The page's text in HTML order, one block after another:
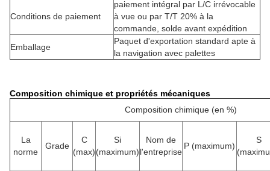
Conditions de paiement
paiement intégral par L/C irrévocable
à vue ou par T/T 20% à la
commande, solde avant expédition
Emballage
Paquet d'exportation standard apte à
la navigation avec palettes
Composition chimique et propriétés mécaniques
Composition chimique (en %)
La
norme
Grade
C
(max)
Si
(maximum)
Nom de
l'entreprise
P (maximum)
S